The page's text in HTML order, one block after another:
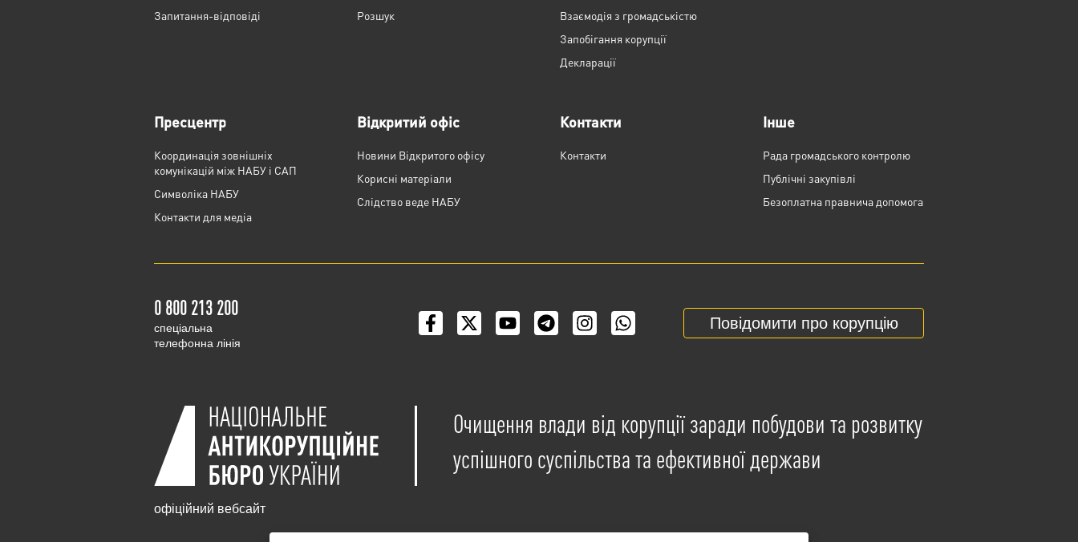
Запитання-відповіді
Розшук
Взаємодія з громадськістю
Запобігання корупції
Декларації
Пресцентр
Координація зовнішніх
комунікацій між НАБУ і САП
Cимволіка НАБУ
Контакти для медіа
Відкритий офіс
Новини Відкритого офісу
Корисні матеріали
Слідство веде НАБУ
Контакти
Контакти
Інше
Рада громадського контролю
Публічні закупівлі
Безоплатна правнича допомога
0 800 213 200
cпеціальна
телефонна лінія
Повідомити про корупцію
офіційний вебсайт
Очищення влади від корупції заради побудови та розвитку
успішного суспільства та ефективної держави